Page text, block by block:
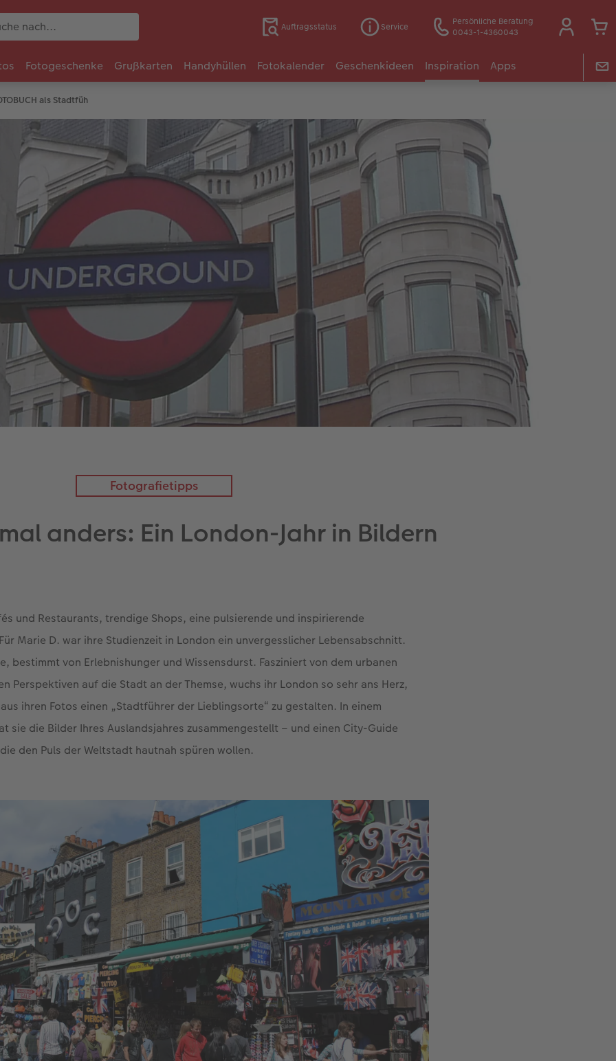
Auftragsstatus Service
Persönliche Beratung
0043-1-4360043
Fotogeschenke Grußkarten Handyhüllen Fotokalender Geschenkideen Inspiration Apps
als Stadtfüh
Fotografietipps
anders: Ein London-Jahr in Bildern
und Restaurants, trendige Shops, eine pulsierende und inspirierende
Marie D. war ihre Studienzeit in London ein unvergesslicher Lebensabschnitt.
bestimmt von Erlebnishunger und Wissensdurst. Fasziniert von dem urbanen
Perspektiven auf die Stadt an der Themse, wuchs ihr London so sehr ans Herz,
ihren Fotos einen „Stadtführer der Lieblingsorte“ zu gestalten. In einem
sie die Bilder Ihres Auslandsjahres zusammengestellt – und einen City-Guide
den Puls der Weltstadt hautnah spüren wollen.